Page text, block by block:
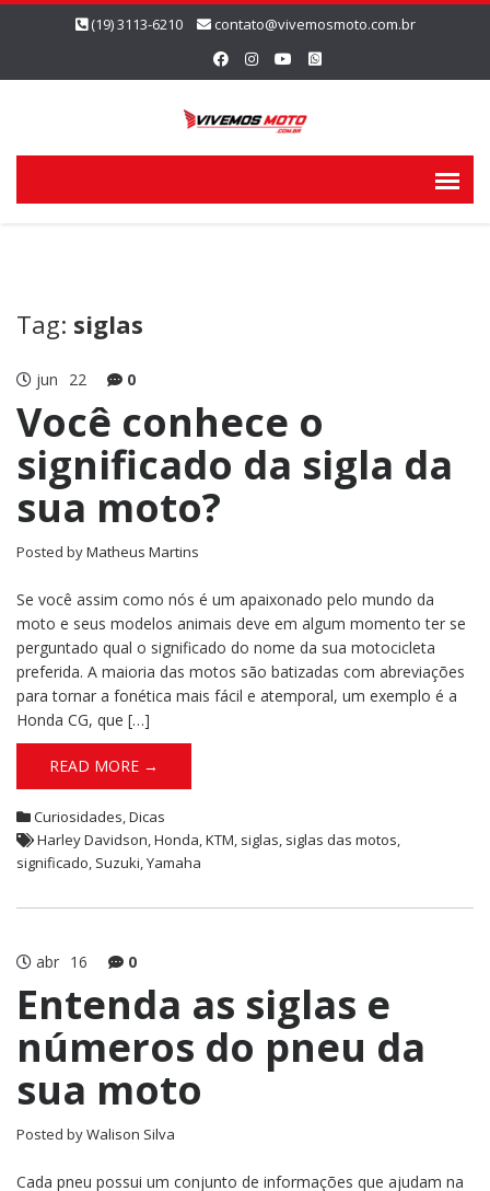
(19) 3113-6210 contato@vivemosmoto.com.br
Tag: siglas
jun 22 0
Você conhece o
significado da sigla da
sua moto?
Posted byMatheus Martins
Se você assim como nós é um apaixonado pelo mundo da
moto e seus modelos animais deve em algum momento ter se
perguntado qual o significado do nome da sua motocicleta
preferida. A maioria das motos são batizadas com abreviações
para tornar a fonética mais fácil e atemporal, um exemplo é a
Honda CG, que […]
READ MORE →
Curiosidades,Dicas
Harley Davidson,Honda,KTM, siglas, siglas das motos,
significado, Suzuki,Yamaha
abr 16 0
Entenda as siglas e
números do pneu da
sua moto
Posted byWalison Silva
Cada pneu possui um conjunto de informações que ajudam na